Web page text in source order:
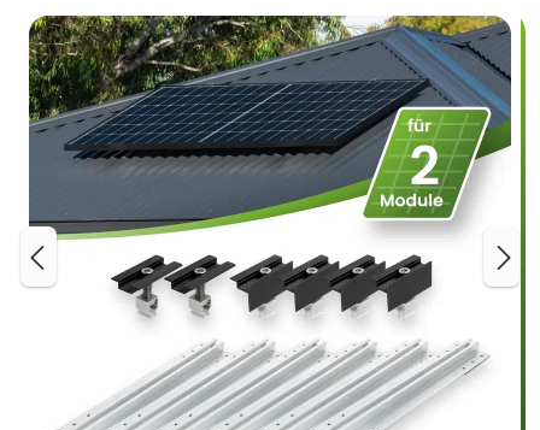
Bildergalerie überspringen